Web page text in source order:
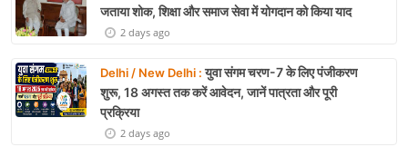
जताया शोक, शिक्षा और समाज सेवा में योगदान को किया याद
2 days ago
Delhi / New Delhi :युवा संगम चरण-7 के लिए पंजीकरण
शुरू, 18 अगस्त तक करें आवेदन, जानें पात्रता और पूरी
प्रक्रिया
2 days ago